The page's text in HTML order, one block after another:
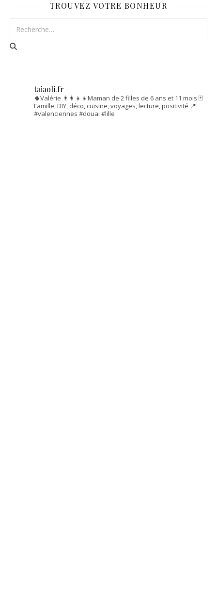
TROUVEZ VOTRE BONHEUR
taiaoli.fr
🌵Valérie 👨‍👩‍👧‍👧Maman de 2 filles de 6 ans et 11 mois 🃏
Famille, DIY, déco, cuisine, voyages, lecture, positivité 📍
#valenciennes #douai #lille